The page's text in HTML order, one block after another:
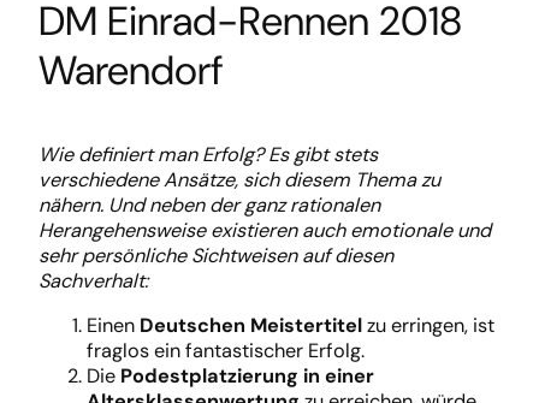
DM Einrad-Rennen 2018
Warendorf
Wie definiert man Erfolg? Es gibt stets
verschiedene Ansätze, sich diesem Thema zu
nähern. Und neben der ganz rationalen
Herangehensweise existieren auch emotionale und
sehr persönliche Sichtweisen auf diesen
Sachverhalt:
Einen Deutschen Meistertitelzu erringen, ist
fraglos ein fantastischer Erfolg.
Die Podestplatzierung in einer